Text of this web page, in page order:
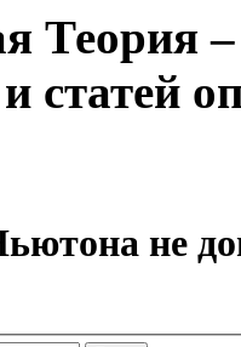
Теория –
и статей
не